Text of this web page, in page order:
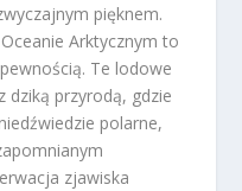
pięknem.
Arktycznym to
Te lodowe
dziką przyrodą, gdzie
polarne,
zjawiska